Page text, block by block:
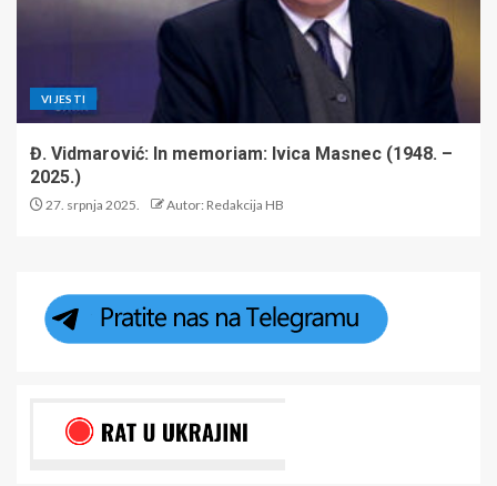
VIJESTI
Đ. Vidmarović: In memoriam: Ivica Masnec (1948. –
2025.)
27. srpnja 2025. Autor: Redakcija HB